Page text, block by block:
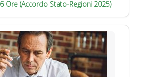
Ore (Accordo Stato-Regioni 2025)